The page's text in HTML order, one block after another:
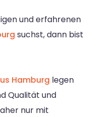
und erfahrenen
suchst, dann bist
Hamburg legen
Qualität und
nur mit